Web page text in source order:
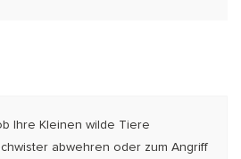
Ihre Kleinen wilde Tiere
abwehren oder zum Angriff